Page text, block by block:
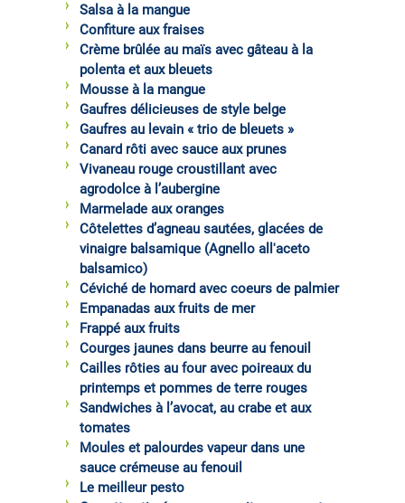
Salsa à la mangue
Confiture aux fraises
Crème brûlée au maïs avec gâteau à la
polenta et aux bleuets
Mousse à la mangue
Gaufres délicieuses de style belge
Gaufres au levain « trio de bleuets »
Canard rôti avec sauce aux prunes
Vivaneau rouge croustillant avec
agrodolce à l’aubergine
Marmelade aux oranges
Côtelettes d’agneau sautées, glacées de
vinaigre balsamique (Agnello all'aceto
balsamico)
Céviché de homard avec coeurs de palmier
Empanadas aux fruits de mer
Frappé aux fruits
Courges jaunes dans beurre au fenouil
Cailles rôties au four avec poireaux du
printemps et pommes de terre rouges
Sandwiches à l’avocat, au crabe et aux
tomates
Moules et palourdes vapeur dans une
sauce crémeuse au fenouil
Le meilleur pesto